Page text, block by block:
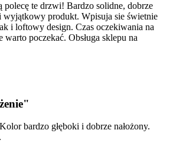
polecę te drzwi! Bardzo solidne, dobrze
produkt. Wpisuja sie świetnie
i loftowy design. Czas oczekiwania na
poczekać. Obsługa sklepu na
"
bardzo głęboki i dobrze nałożony.